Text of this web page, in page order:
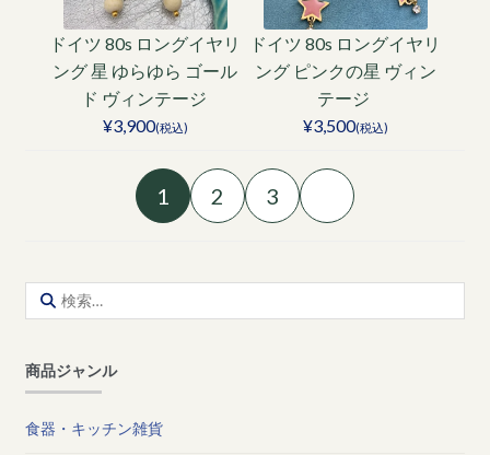
ドイツ 80s ロングイヤリ
ング 星 ゆらゆら ゴール
ド ヴィンテージ
¥3,900(税込)
ドイツ 80s ロングイヤリ
ング ピンクの星 ヴィン
テージ
¥3,500(税込)
1 2 3
索:
商品ジャンル
食器・キッチン雑貨